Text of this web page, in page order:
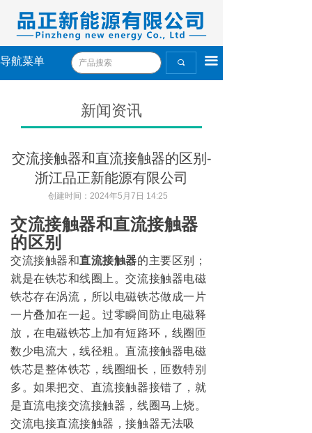
끠 끀
导航菜单
交流接触器和直流接触器的区别-
浙江品正新能源有限公司
创建时间： 2024年5月7日 14:25
交流接触器和直流接触器
的区别
交流接触器和直流接触器的主要区别；
就是在铁芯和线圈上。交流接触器电磁
铁芯存在涡流，所以电磁铁芯做成一片
一片叠加在一起。过零瞬间防止电磁释
放，在电磁铁芯上加有短路环，线圈匝
数少电流大，线径粗。直流接触器电磁
铁芯是整体铁芯，线圈细长，匝数特别
多。如果把交、直流接触器接错了，就
是直流电接交流接触器，线圈马上烧。
交流电接直流接触器，接触器无法吸
新闻资讯